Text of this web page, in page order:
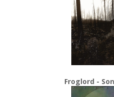
Froglord -